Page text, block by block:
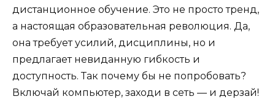
дистанционное обучение. Это не просто тренд,
а настоящая образовательная революция. Да,
она требует усилий, дисциплины, но и
предлагает невиданную гибкость и
доступность. Так почему бы не попробовать?
Включай компьютер, заходи в сеть — и дерзай!